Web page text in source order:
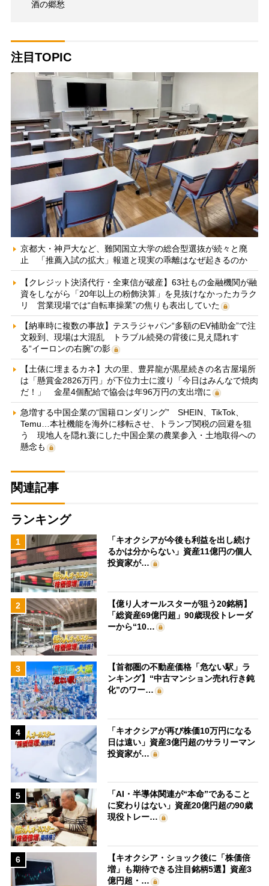
酒の郷愁
注目TOPIC
京都大・神戸大など、難関国立大学の総合型選抜が続々と廃
止 「推薦入試の拡大」報道と現実の乖離はなぜ起きるのか
【クレジット決済代行・全東信が破産】63社もの金融機関が融
資をしながら「20年以上の粉飾決算」を見抜けなかったカラク
リ 営業現場では“自転車操業”の焦りも表出していた
【納車時に複数の事故】テスラジャパン“多額のEV補助金”で注
文殺到、現場は大混乱 トラブル続発の背後に見え隠れす
る“イーロンの右腕”の影
【土俵に埋まるカネ】大の里、豊昇龍が黒星続きの名古屋場所
は「懸賞金2826万円」が下位力士に渡り「今日はみんなで焼肉
だ！」 金星4個配給で協会は年96万円の支出増に
急増する中国企業の“国籍ロンダリング” SHEIN、TikTok、
Temu…本社機能を海外に移転させ、トランプ関税の回避を狙
う 現地人を隠れ蓑にした中国企業の農業参入・土地取得への
懸念も
関連記事
ランキング
1
「キオクシアが今後も利益を出し続け
るかは分からない」資産11億円の個人
投資家が…
2
【億り人オールスターが狙う20銘柄】
「総資産69億円超」90歳現役トレーダ
ーから“10…
3
【首都圏の不動産価格「危ない駅」ラ
ンキング】“中古マンション売れ行き鈍
化”のワー…
4
「キオクシアが再び株価10万円になる
日は遠い」資産3億円超のサラリーマン
投資家が…
5
「AI・半導体関連が“本命”であること
に変わりはない」資産20億円超の90歳
現役トレー…
6
【キオクシア・ショック後に「株価倍
増」も期待できる注目銘柄5選】資産3
億円超・…